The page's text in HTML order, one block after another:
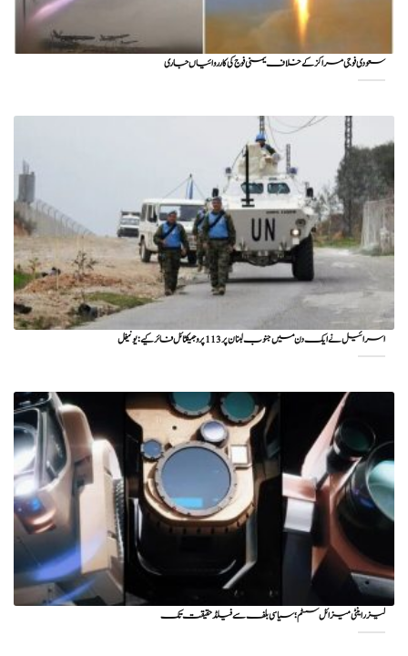
سعودی فوجی مراکز کے خلاف یمنی فوج کی کارروائیاں جاری
اسرائیل نے ایک دن میں جنوب لبنان پر 113 پروجیکٹائل فائر کیے: یونیفل
لیزر اینٹی میزائل سسٹم؛ سیاسی بلف سے فیلڈ حقیقت تک